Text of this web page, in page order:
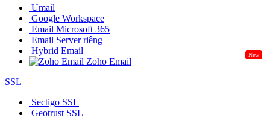
Umail
Google Workspace
Email Microsoft 365
Email Server riêng
Hybrid Email
New
Zoho Email
SSL
Sectigo SSL
Geotrust SSL